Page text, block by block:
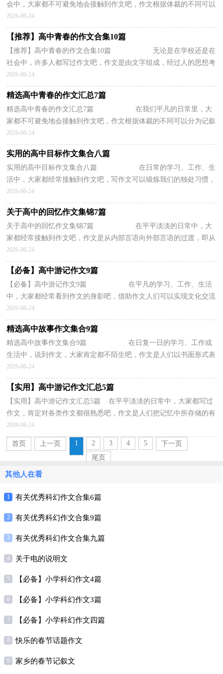
会中，大家都不可避免地会接触到作文吧，作文根据体裁的不同可以
分为记叙文、说明文、应用文、议论文。...
2026-06-24
【推荐】高中青春的作文合集10篇
【推荐】高中青春的作文合集10篇 无论是在学校还是在
社会中，许多人都写过作文吧，作文是由文字组成，经过人的思想考
虑，通过语言组织来表达一个主题意义的文...
2026-06-24
精选高中青春的作文汇总7篇
精选高中青春的作文汇总7篇 在我们平凡的日常里，大
家都不可避免地会接触到作文吧，作文根据体裁的不同可以分为记叙
文、说明文、应用文、议论文。作文的注...
2026-06-24
实用的高中目标作文集合八篇
实用的高中目标作文集合八篇 在日常的学习、工作、生
活中，大家都经常接触到作文吧，写作文可以锻炼我们的独处习惯，
让自己的心静下来，思考自己未来的方向。...
2026-06-24
关于高中的回忆作文集锦7篇
关于高中的回忆作文集锦7篇 在平平淡淡的日常中，大
家都经常接触到作文吧，作文是从内部言语向外部言语的过渡，即从
经过压缩的简要的、自己能明白的语言，向开...
2026-06-24
【必备】高中游记作文9篇
【必备】高中游记作文9篇 在平凡的学习、工作、生活
中，大家都经常看到作文的身影吧，借助作文人们可以实现文化交流
的目的。写起作文来就毫无头绪？下面是小...
2026-06-24
精选高中故事作文集合9篇
精选高中故事作文集合9篇 在日复一日的学习、工作或
生活中，说到作文，大家肯定都不陌生吧，作文是人们以书面形式表
情达意的言语活动。你知道作文怎样写才规...
2026-06-24
【实用】高中游记作文汇总5篇
【实用】高中游记作文汇总5篇 在平平淡淡的日常中，大家都写过
作文，肯定对各类作文都很熟悉吧，作文是人们把记忆中所存储的有
关知识、经验和思想用书面形式表达出来的记叙方...
2026-06-24
首页 上一页 1 2 3 4 5
下一页
尾页
其他人在看
1 有关优秀科幻作文合集6篇
2 有关优秀科幻作文合集9篇
3 有关优秀科幻作文合集九篇
4 关于电的说明文
5 【必备】小学科幻作文4篇
6 【必备】小学科幻作文3篇
7 【必备】小学科幻作文四篇
8 快乐的春节话题作文
9 家乡的春节记叙文